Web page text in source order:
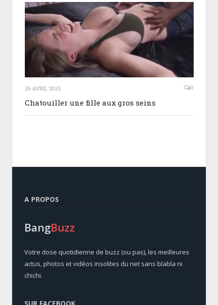
26 AVRIL 2015 0
Chatouiller une fille aux gros seins
A PROPOS
BangBuzz
Votre dose quotidienne de buzz (ou pas), les meilleures
actus, photos et vidéos insolites du net sans blabla ni
chichi.